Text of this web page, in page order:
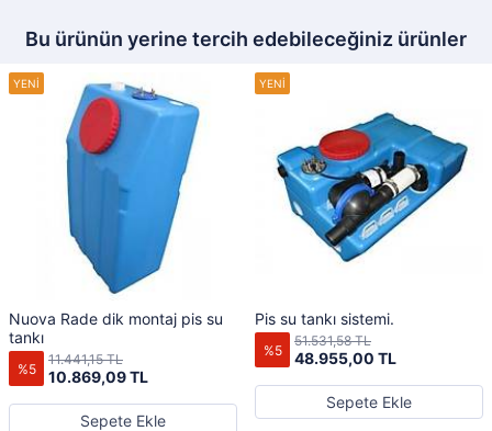
Bu ürünün yerine tercih edebileceğiniz ürünler
Nuova Rade dik montaj pis su
tankı
%5 10.869,09 TL
11.441,15 TL
Sepete Ekle
Pis su tankı sistemi.
%5 48.955,00 TL
51.531,58 TL
Sepete Ekle